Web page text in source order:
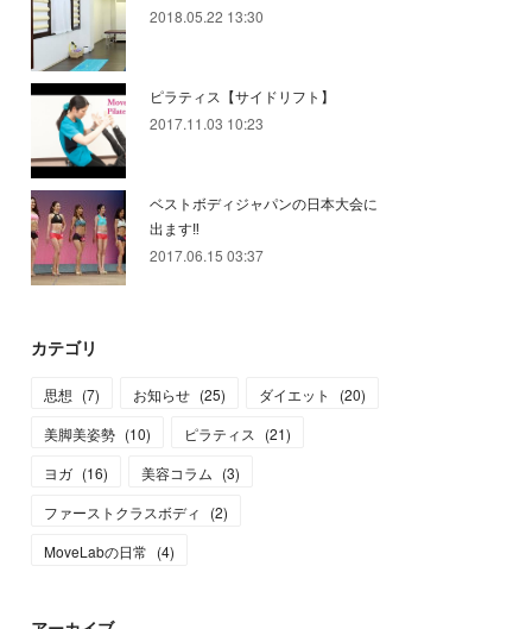
2018.05.22 13:30
ピラティス【サイドリフト】
2017.11.03 10:23
ベストボディジャパンの日本大会に
出ます‼️
2017.06.15 03:37
カテゴリ
思想 (7) お知らせ (25) ダイエット (20)
美脚美姿勢 (10) ピラティス (21)
ヨガ (16) 美容コラム (3)
ファーストクラスボディ
(2)
MoveLabの日常 (4)